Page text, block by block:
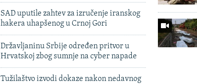
SAD uputile zahtev za izručenje iranskog
hakera uhapšenog u Crnoj Gori
Državljaninu Srbije određen pritvor u
Hrvatskoj zbog sumnje na cyber napade
Tužilaštvo izvodi dokaze nakon nedavnog